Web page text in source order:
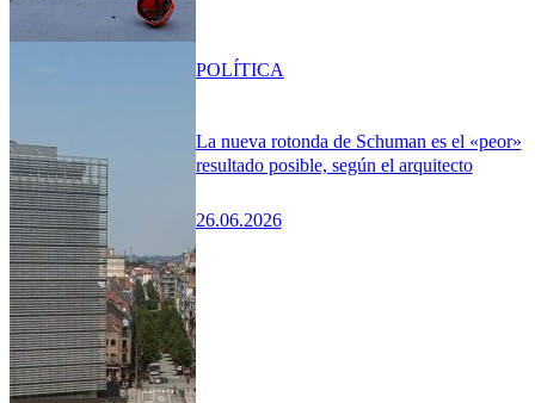
La nueva rotonda de Schuman es el «peor»
resultado posible, según el arquitecto
26.06.2026
POLÍTICA